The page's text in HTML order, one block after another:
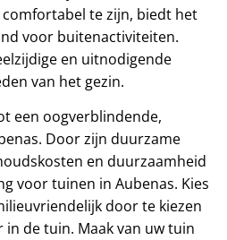
te zijn, biedt het
voor buitenactiviteiten.
en uitnodigende
van het gezin.
een oogverblindende,
Door zijn duurzame
en duurzaamheid
voor tuinen in Aubenas. Kies
door te kiezen
de tuin. Maak van uw tuin